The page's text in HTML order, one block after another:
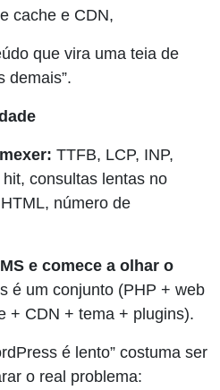
cache e CDN,
que vira uma teia de
demais”.
TTFB, LCP, INP,
consultas lentas no
número de
e comece a olhar o
é um conjunto (PHP + web
+ CDN + tema + plugins).
é lento” costuma ser
o real problema: